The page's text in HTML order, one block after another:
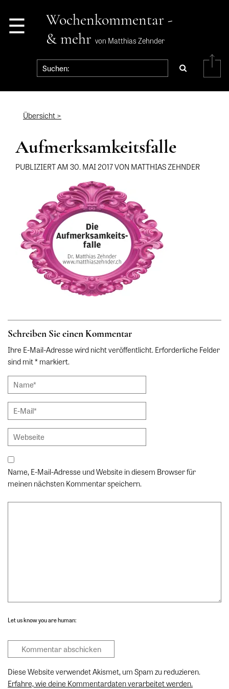
☰
Wochenkommentar -
& mehr von Matthias Zehnder
Übersicht >
Aufmerksamkeitsfalle
PUBLIZIERT AM 30. MAI 2017 VON MATTHIAS ZEHNDER
Schreiben Sie einen Kommentar
Ihre E-Mail-Adresse wird nicht veröffentlicht. Erforderliche Felder
sind mit * markiert.
Name, E-Mail-Adresse und Website in diesem Browser für
meinen nächsten Kommentar speichern.
Let us know you are human:
Diese Website verwendet Akismet, um Spam zu reduzieren.
Erfahre, wie deine Kommentardaten verarbeitet werden.